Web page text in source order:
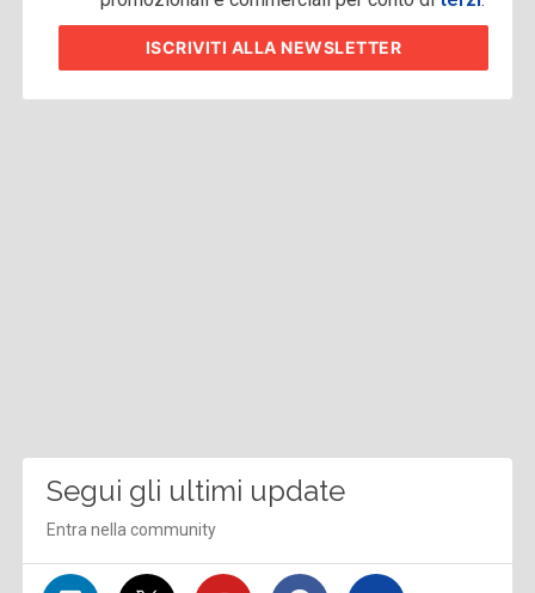
ISCRIVITI ALLA NEWSLETTER
Segui gli ultimi update
Entra nella community